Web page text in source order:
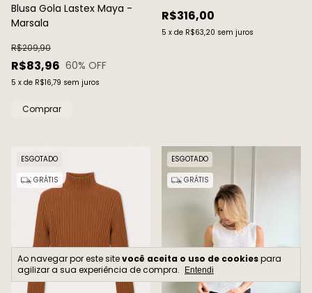
Ao navegar por este sitevocê aceita o uso de cookiespara
agilizar a sua experiência de compra.
Entendi
Blusa Gola Lastex Maya -
Marsala
R$83,96
R$209,90
60% OFF
5 x de R$16,79 sem juros
Comprar
R$316,00
5 x de R$63,20 sem juros
ESGOTADO
GRÁTIS
ESGOTADO
GRÁTIS